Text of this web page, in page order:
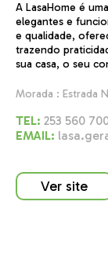
A LasaHome é
elegantes e
e qualidade,
trazendo
sua casa, o seu
Morada : Estrada
TEL: 253 560
EMAIL:
Ver site